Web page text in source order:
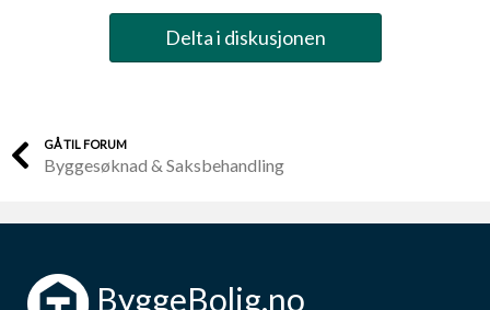
Delta i diskusjonen
GÅ TIL FORUM
Byggesøknad & Saksbehandling
ByggeBolig.no